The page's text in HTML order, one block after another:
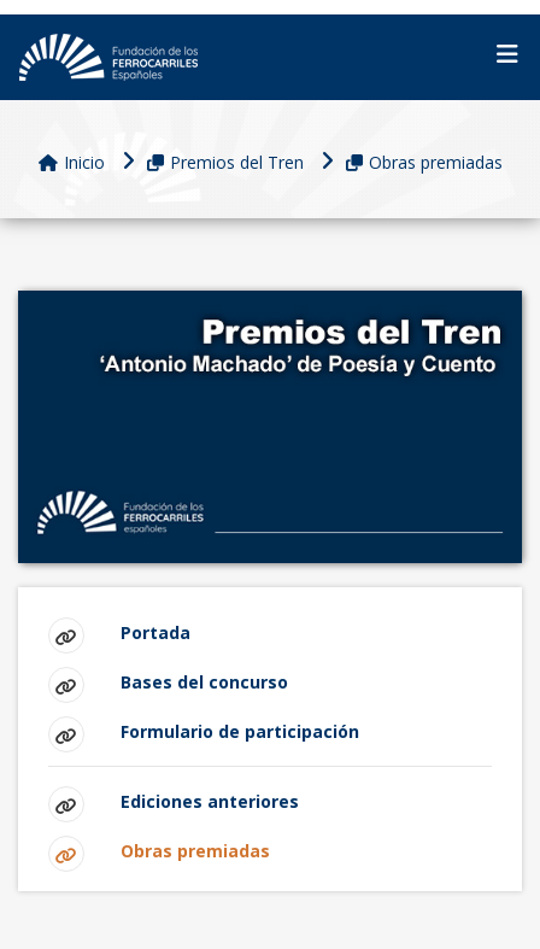
Inicio Premios del Tren Obras premiadas
Portada
Bases del concurso
Formulario de participación
Ediciones anteriores
Obras premiadas